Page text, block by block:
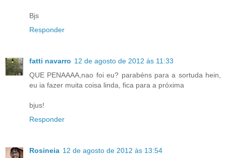
Bjs
Responder
fatti navarro 12 de agosto de 2012 às 11:33
QUE PENAAAA,nao foi eu? parabéns para a sortuda hein,
eu ia fazer muita coisa linda, fica para a próxima
bjus!
Responder
Rosineia 12 de agosto de 2012 às 13:54